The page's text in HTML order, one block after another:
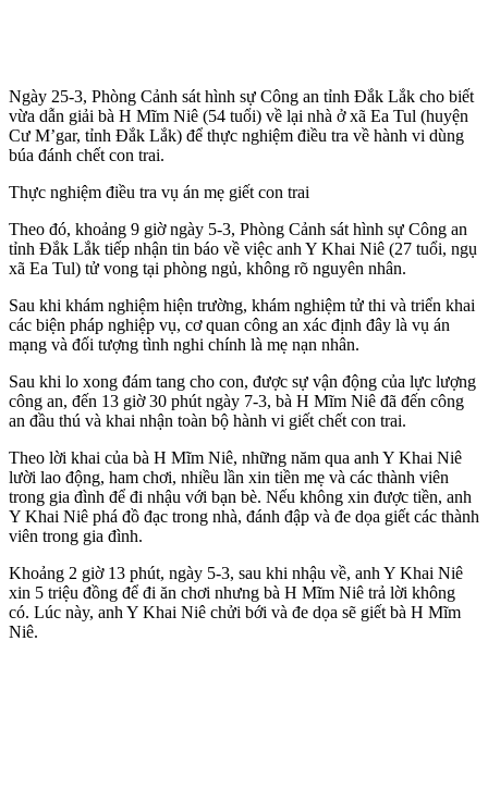
Ngày 25-3, Phòng Cảnh sát hình sự Công an tỉnh Đắk Lắk cho biết
vừa dẫn giải bà H Mĩm Niê (54 tuổi) về lại nhà ở xã Ea Tul (huyện
Cư M’gar, tỉnh Đắk Lắk) để thực nghiệm điều tra về hành vi dùng
búa đánh chết con trai.
Thực nghiệm điều tra vụ án mẹ giết con trai
Theo đó, khoảng 9 giờ ngày 5-3, Phòng Cảnh sát hình sự Công an
tỉnh Đắk Lắk tiếp nhận tin báo về việc anh Y Khai Niê (27 tuổi, ngụ
xã Ea Tul) t‌ử von‌g tại phòng ngủ, không rõ nguyên nhân.
Sau khi khám nghiệm hiện trường, khám nghiệm t‌ử th‌i và triển khai
các biện pháp nghiệp vụ, cơ quan công an xác định đây là vụ án
mạng và đối tượng tình nghi chính là mẹ nạn nhân.
Sau khi lo xong đám tang cho con, được sự vận động của lực lượng
công an, đến 13 giờ 30 phút ngày 7-3, bà H Mĩm Niê đã đến công
an đầu thú và khai nhận toàn bộ hành vi giết chết con trai.
Theo lời khai của bà H Mĩm Niê, những năm qua anh Y Khai Niê
lười lao động, ham chơi, nhiều lần xin tiền mẹ và các thành viên
trong gia đình để đi nhậu với bạn bè. Nếu không xin được tiền, anh
Y Khai Niê phá đồ đạc trong nhà, đánh đập và đe dọa giết các thành
viên trong gia đình.
Khoảng 2 giờ 13 phút, ngày 5-3, sau khi nhậu về, anh Y Khai Niê
xin 5 triệu đồng để đi ăn chơi nhưng bà H Mĩm Niê trả lời không
có. Lúc này, anh Y Khai Niê chửi bới và đe dọa sẽ giết bà H Mĩm
Niê.